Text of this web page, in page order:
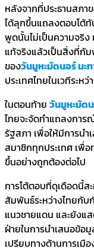
หลังจากที่ประธานสภา
ได้ลุกขึ้นแถลงตอบโต้ทั
พูดนั้นไม่เป็นความจริ
แท้จริงแล้วเป็นสิ่งที่กัม
ของวันมูหะมัดนอร์ มะ
ประเทศไทยในเวทีระหว่
ในตอนท้าย วันมูหะมัด
ไทยจะจัดทำแถลงการ
รัฐสภา เพื่อให้มีการน
สมาชิกทุกประเทศ เพื่
ขึ้นอย่างถูกต้องต่อไป
การโต้ตอบที่ดุเดือดนี้ส
สัมพันธ์ระหว่างไทยกับ
แนวชายแดน และยังแ
ฝ่ายในการนำเสนอข้อ
เปรียบทางด้านการเมือ